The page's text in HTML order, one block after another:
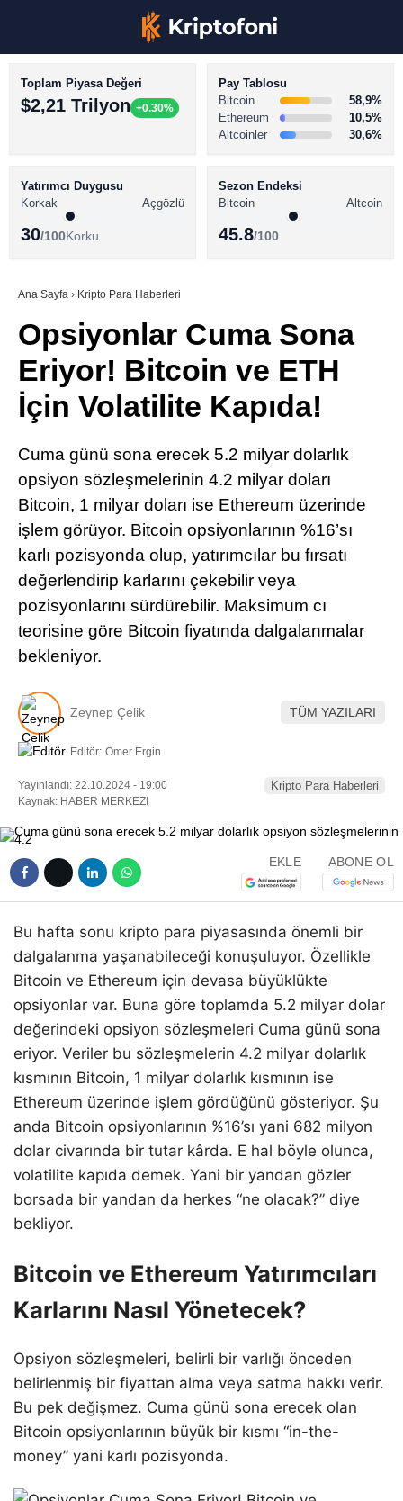
Youtube
TikTok
LinkedIn
Telegram
BİTCOİN HABERLERİ
ALTCOİN HABERLERİ
SÖZLÜK
Toplam Piyasa Değeri
$2,21 Trilyon +0.30%
Pay Tablosu
Bitcoin
58,9%
Ethereum
10,5%
Altcoinler
30,6%
Yatırımcı Duygusu
Korkak
Açgözlü
30/100Korku
Sezon Endeksi
Bitcoin
Altcoin
45.8/100
Ana Sayfa › Kripto Para Haberleri
Opsiyonlar Cuma Sona
Eriyor! Bitcoin ve ETH
İçin Volatilite Kapıda!
Cuma günü sona erecek 5.2 milyar dolarlık
opsiyon sözleşmelerinin 4.2 milyar doları
Bitcoin, 1 milyar doları ise Ethereum üzerinde
işlem görüyor. Bitcoin opsiyonlarının %16’sı
karlı pozisyonda olup, yatırımcılar bu fırsatı
değerlendirip karlarını çekebilir veya
pozisyonlarını sürdürebilir. Maksimum cı
teorisine göre Bitcoin fiyatında dalgalanmalar
bekleniyor.
Zeynep Çelik TÜM YAZILARI
Editör: Ömer Ergin
Yayınlandı: 22.10.2024 - 19:00
Kaynak: HABER MERKEZI
Kripto Para Haberleri
EKLE ABONE OL
Bu hafta sonu kripto para piyasasında önemli bir
dalgalanma yaşanabileceği konuşuluyor. Özellikle
Bitcoin ve Ethereum için devasa büyüklükte
opsiyonlar var. Buna göre toplamda 5.2 milyar dolar
değerindeki opsiyon sözleşmeleri Cuma günü sona
eriyor. Veriler bu sözleşmelerin 4.2 milyar dolarlık
kısmının Bitcoin, 1 milyar dolarlık kısmının ise
Ethereum üzerinde işlem gördüğünü gösteriyor. Şu
anda Bitcoin opsiyonlarının %16’sı yani 682 milyon
dolar civarında bir tutar kârda. E hal böyle olunca,
volatilite kapıda demek. Yani bir yandan gözler
borsada bir yandan da herkes “ne olacak?” diye
bekliyor.
Bitcoin ve Ethereum Yatırımcıları
Karlarını Nasıl Yönetecek?
Opsiyon sözleşmeleri, belirli bir varlığı önceden
belirlenmiş bir fiyattan alma veya satma hakkı verir.
Bu pek değişmez. Cuma günü sona erecek olan
Bitcoin opsiyonlarının büyük bir kısmı “in-the-
money” yani karlı pozisyonda.